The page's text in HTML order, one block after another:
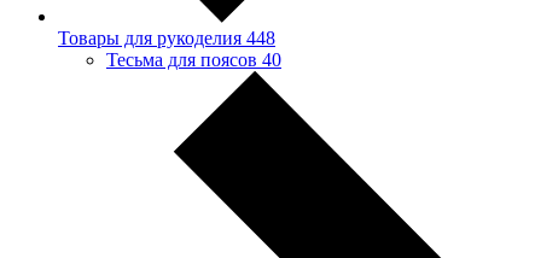
Товары для рукоделия 448
Тесьма для поясов 40